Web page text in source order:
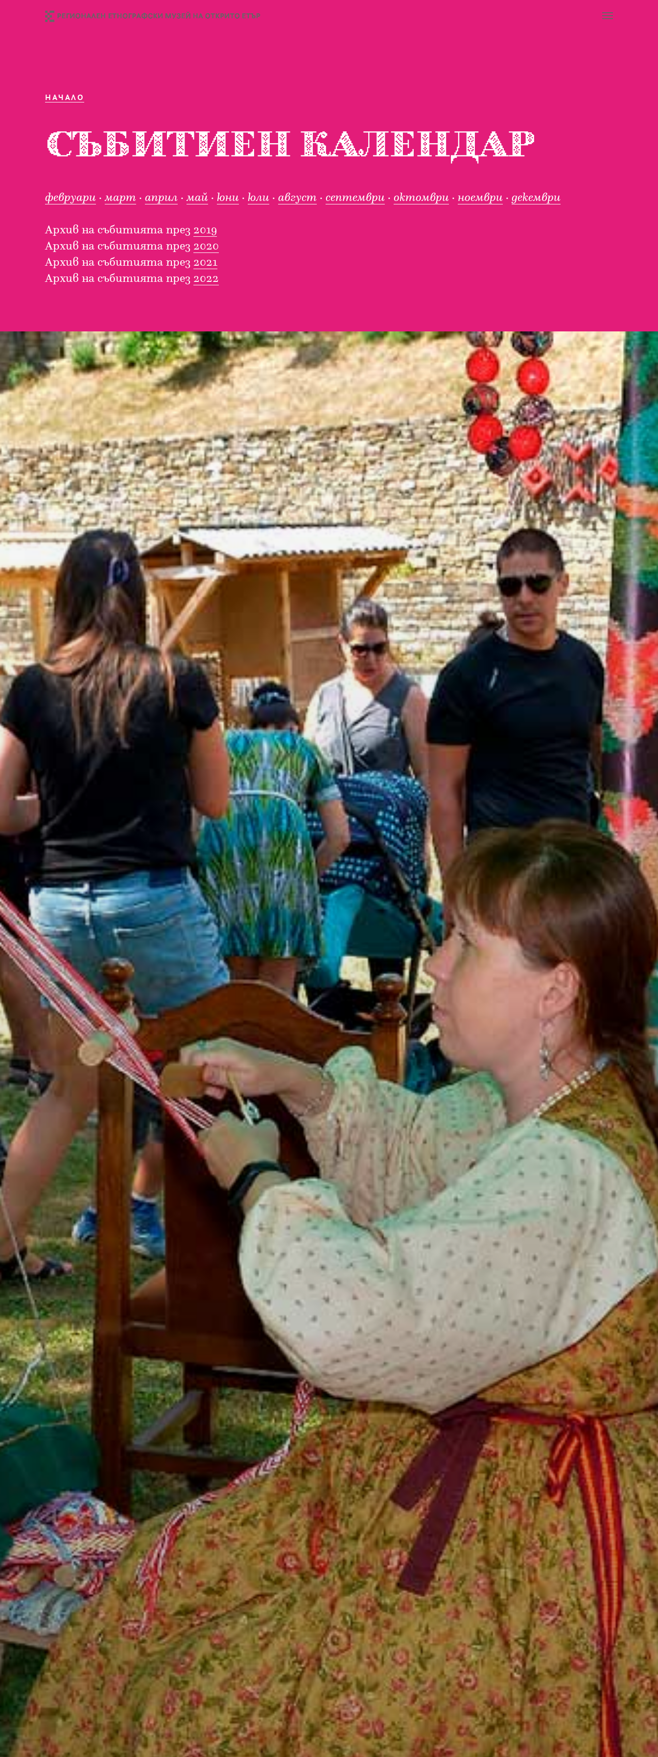
НАЧАЛО
СЪБИТИЕН КАЛЕНДАР
февруари ·март · април ·май · юни · юли · август · септември · октомври · ноември · декември
Архив на събитията през 2019
Архив на събитията през 2020
Архив на събитията през 2021
Архив на събитията през 2022